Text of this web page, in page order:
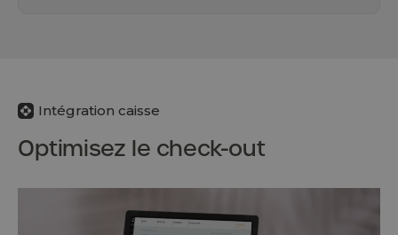
Intégration caisse
Optimisez le check-out